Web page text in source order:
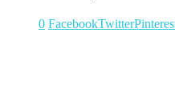
0 FacebookTwitter